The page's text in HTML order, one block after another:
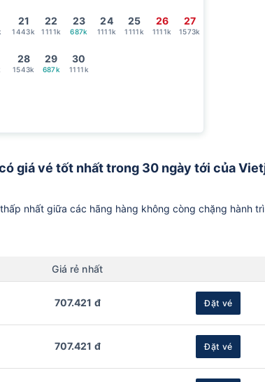
21
1443k
22
1111k
23
687k
24
1111k
25
1111k
26
1111k
27
1573k
28
1543k
29
687k
30
1111k
giá vé tốt nhất trong 30 ngày tới của
nhất giữa các hãng hàng không còng chặng hành
Giá rẻ nhất
707.421 đ Đặt vé
707.421 đ Đặt vé